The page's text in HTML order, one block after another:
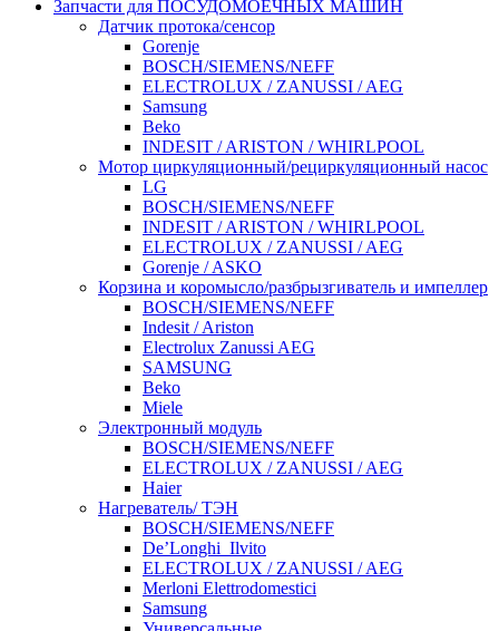
Запчасти для ПОСУДОМОЕЧНЫХ МАШИН
Датчик протока/сенсор
Gorenje
BOSCH/SIEMENS/NEFF
ELECTROLUX / ZANUSSI / AEG
Samsung
Beko
INDESIT / ARISTON / WHIRLPOOL
Мотор циркуляционный/рециркуляционный насос
LG
BOSCH/SIEMENS/NEFF
INDESIT / ARISTON / WHIRLPOOL
ELECTROLUX / ZANUSSI / AEG
Gorenje / ASKO
Корзина и коромысло/разбрызгиватель и импеллер
BOSCH/SIEMENS/NEFF
Indesit / Ariston
Electrolux Zanussi AEG
SAMSUNG
Beko
Miele
Электронный модуль
BOSCH/SIEMENS/NEFF
ELECTROLUX / ZANUSSI / AEG
Haier
Нагреватель/ ТЭН
BOSCH/SIEMENS/NEFF
De’Longhi_Ilvito
ELECTROLUX / ZANUSSI / AEG
Merloni Elettrodomestici
Samsung